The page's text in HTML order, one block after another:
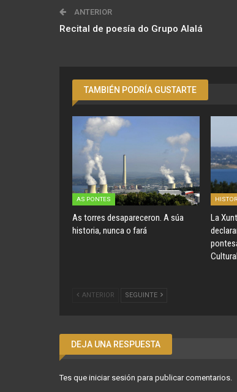
ANTERIOR
Recital de poesía do Grupo Alalá
TAMBIÉN PODRÍA GUSTARTE
AS PONTES
As torres desapareceron. A súa
historia, nunca o fará
La
Cultural
ANTERIOR SEGUINTE
DEJA UNA RESPUESTA
Tes que iniciar sesión para publicar comentarios.